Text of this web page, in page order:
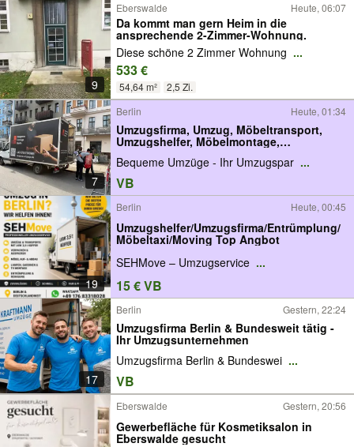
9
Eberswalde Heute, 06:07
Da kommt man gern Heim in die
ansprechende 2-Zimmer-Wohnung.
Diese schöne 2 Zimmer Wohnung ...
533 €
54,64 m² 2,5 Zi.
7
Berlin Heute, 01:34
Umzugsfirma, Umzug, Möbeltransport,
Umzugshelfer, Möbelmontage,
Küchenmontage
Bequeme Umzüge - Ihr Umzugspar ...
VB
19
Berlin Heute, 00:45
Umzugshelfer/Umzugsfirma/Entrümplung/
Möbeltaxi/Moving Top Angbot
SEHMove – Umzugservice ...
15 € VB
17
Berlin Gestern, 22:24
Umzugsfirma Berlin & Bundesweit tätig -
Ihr Umzugsunternehmen
Umzugsfirma Berlin & Bundeswei ...
VB
Eberswalde Gestern, 20:56
Gewerbefläche für Kosmetiksalon in
Eberswalde gesucht